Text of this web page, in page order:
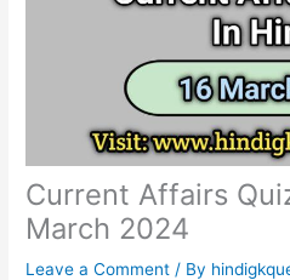
Current Affairs
March 2024
Leave a Comment / By